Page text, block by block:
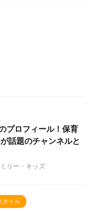
プロフィール！保育
話題のチャンネルと
リー・キッズ
タイル